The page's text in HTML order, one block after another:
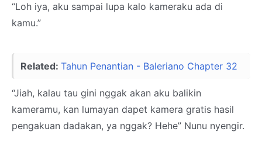
“Loh iya, aku sampai lupa kalo kameraku ada di
kamu.”
Related: Tahun Penantian - Baleriano Chapter 32
“Jiah, kalau tau gini nggak akan aku balikin
kameramu, kan lumayan dapet kamera gratis hasil
pengakuan dadakan, ya nggak? Hehe” Nunu nyengir.